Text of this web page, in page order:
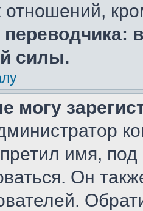
отношений,
силы.
могу
имя,
Он